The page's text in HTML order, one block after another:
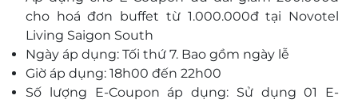
sang trọng, tầm nhìn đẹp.
Đầu bếp nhiều năm kinh nghiệm, tay nghề cao,
am hiểu nền ẩm thực thế giới, cùng đội ngũ
nhân viên lịch sự với phong cách phục vụ
chuyên nghiệp, hứa hẹn làm hài lòng mọi quý
cho hoá đơn buffet từ 1.000.000đ tại Novotel
Living Saigon South
Ngày áp dụng: Tối thứ 7. Bao gồm ngày lễ
Giờ áp dụng: 18h00 đến 22h00
Số lượng E-Coupon áp dụng: Sử dụng 01 E-